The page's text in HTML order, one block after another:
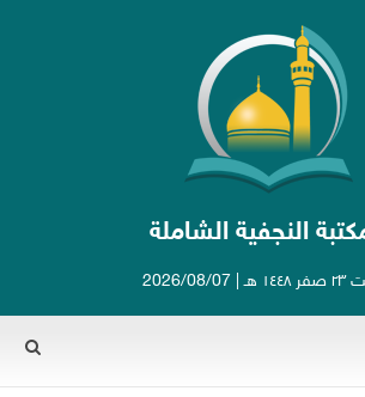
النجفية الشاملة
2026/08/07